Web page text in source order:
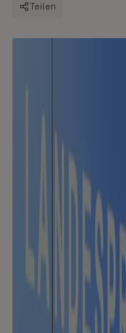
Teilen